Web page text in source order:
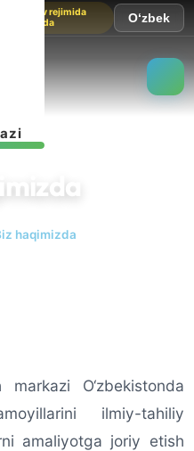
azi
Sayt sinov rejimida
ishlamoqda
O‘zbek
haqimizda
O‘zbekistonda
ilmiy-tahiliy
amaliyotga joriy etish